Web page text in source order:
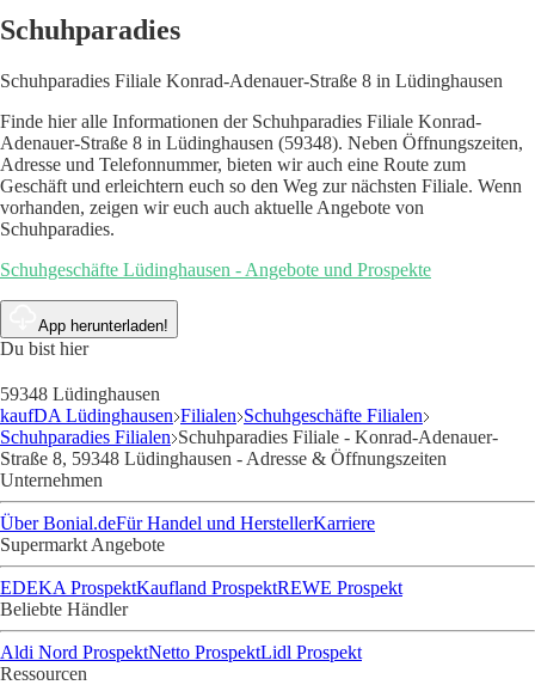
Schuhparadies
Schuhparadies Filiale Konrad-Adenauer-Straße 8 in Lüdinghausen
Finde hier alle Informationen der Schuhparadies Filiale Konrad-
Adenauer-Straße 8 in Lüdinghausen (59348). Neben Öffnungszeiten,
Adresse und Telefonnummer, bieten wir auch eine Route zum
Geschäft und erleichtern euch so den Weg zur nächsten Filiale. Wenn
vorhanden, zeigen wir euch auch aktuelle Angebote von
Schuhparadies.
Schuhgeschäfte Lüdinghausen - Angebote und Prospekte
App herunterladen!
Du bist hier
59348 Lüdinghausen
kaufDA Lüdinghausen Filialen Schuhgeschäfte Filialen
Schuhparadies Filialen Schuhparadies Filiale - Konrad-Adenauer-
Straße 8, 59348 Lüdinghausen - Adresse & Öffnungszeiten
Unternehmen
Über Bonial.deFür Handel und HerstellerKarriere
Supermarkt Angebote
EDEKA ProspektKaufland ProspektREWE Prospekt
Beliebte Händler
Aldi Nord ProspektNetto ProspektLidl Prospekt
Ressourcen